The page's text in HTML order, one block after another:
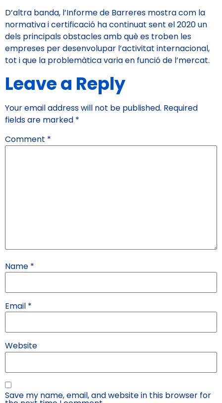
D’altra banda, l’Informe de Barreres mostra com la
normativa i certificació ha continuat sent el 2020 un
dels principals obstacles amb què es troben les
empreses per desenvolupar l’activitat internacional,
tot i que la problemàtica varia en funció de l’mercat.
Leave a Reply
Your email address will not be published. Required
fields are marked *
Comment *
Name *
Email *
Website
Save my name, email, and website in this browser for